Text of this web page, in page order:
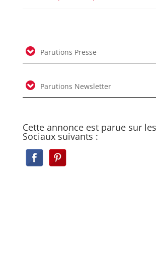
Parutions Presse
Parutions Newsletter
Cette annonce est parue sur
Sociaux suivants :